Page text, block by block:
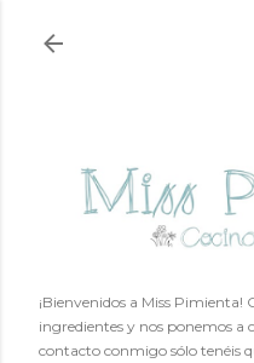
¡Bienvenidos a Miss Pimienta!
ingredientes y nos ponemos a
contacto conmigo sólo tenéis